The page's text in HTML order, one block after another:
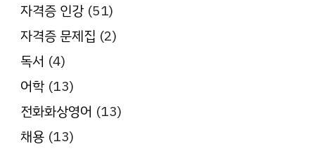
자격증 인강(51)
자격증 문제집 (2)
독서 (4)
어학 (13)
전화화상영어 (13)
채용 (13)